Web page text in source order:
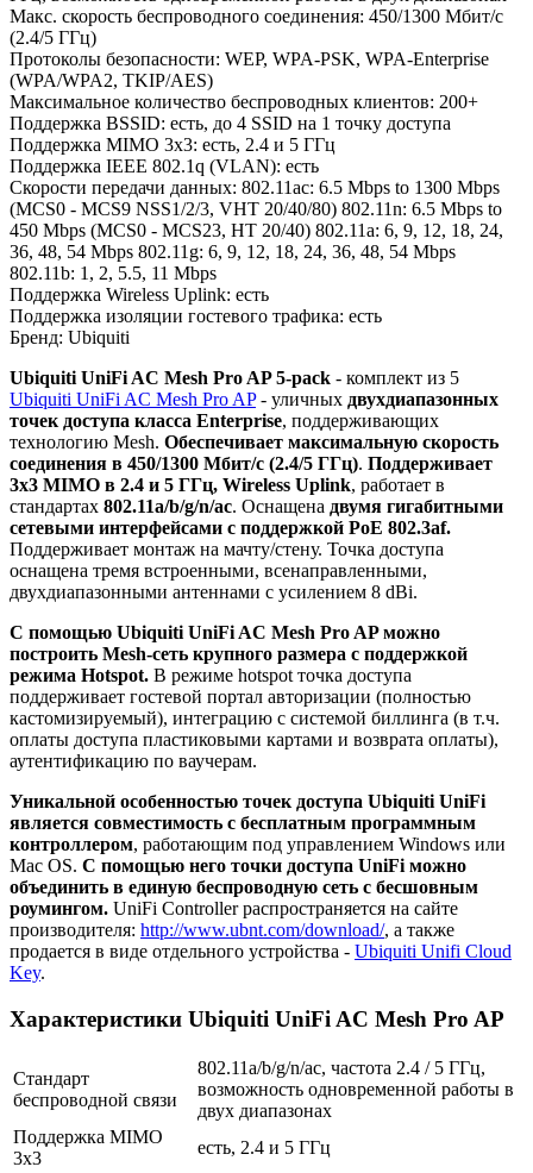
Макс. скорость беспроводного соединения: 450/1300 Мбит/с
(2.4/5 ГГц)
Протоколы безопасности: WEP, WPA-PSK, WPA-Enterprise
(WPA/WPA2, TKIP/AES)
Максимальное количество беспроводных клиентов: 200+
Поддержка BSSID: есть, до 4 SSID на 1 точку доступа
Поддержка MIMO 3x3: есть, 2.4 и 5 ГГц
Поддержка IEEE 802.1q (VLAN): есть
Скорости передачи данных: 802.11ac: 6.5 Mbps to 1300 Mbps
(MCS0 - MCS9 NSS1/2/3, VHT 20/40/80) 802.11n: 6.5 Mbps to
450 Mbps (MCS0 - MCS23, HT 20/40) 802.11a: 6, 9, 12, 18, 24,
36, 48, 54 Mbps 802.11g: 6, 9, 12, 18, 24, 36, 48, 54 Mbps
802.11b: 1, 2, 5.5, 11 Mbps
Поддержка Wireless Uplink: есть
Поддержка изоляции гостевого трафика: есть
Бренд: Ubiquiti
Ubiquiti UniFi AC Mesh Pro AP 5-pack - комплект из 5
Ubiquiti UniFi AC Mesh Pro AP- уличных двухдиапазонных
точек доступа класса Enterprise, поддерживающих
технологию Mesh. Обеспечивает максимальную скорость
соединения в 450/1300 Мбит/с (2.4/5 ГГц). Поддерживает
3x3 MIMO в 2.4 и 5 ГГц, Wireless Uplink, работает в
стандартах 802.11a/b/g/n/ac. Оснащена двумя гигабитными
сетевыми интерфейсами с поддержкой PoE 802.3af.
Поддерживает монтаж на мачту/стену. Точка доступа
оснащена тремя встроенными, всенаправленными,
двухдиапазонными антеннами с усилением 8 dBi.
С помощью Ubiquiti UniFi AC Mesh Pro AP можно
построить Mesh-сеть крупного размера с поддержкой
режима Hotspot. В режиме hotspot точка доступа
поддерживает гостевой портал авторизации (полностью
кастомизируемый), интеграцию с системой биллинга (в т.ч.
оплаты доступа пластиковыми картами и возврата оплаты),
аутентификацию по ваучерам.
Уникальной особенностью точек доступа Ubiquiti UniFi
является совместимость с бесплатным программным
контроллером, работающим под управлением Windows или
Mac OS. С помощью него точки доступа UniFi можно
объединить в единую беспроводную сеть с бесшовным
роумингом. UniFi Controller распространяется на сайте
производителя: http://www.ubnt.com/download/, а также
продается в виде отдельного устройства - Ubiquiti Unifi Cloud
Key.
Характеристики Ubiquiti UniFi AC Mesh Pro AP
Стандарт
беспроводной связи
802.11a/b/g/n/ac, частота 2.4 / 5 ГГц,
возможность одновременной работы в
двух диапазонах
Поддержка MIMO
3x3
есть, 2.4 и 5 ГГц